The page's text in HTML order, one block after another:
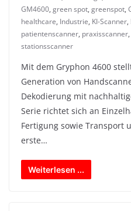
GM4600, green spot, greenspot,
healthcare, Industrie, KI-Scanner,
patientenscanner, praxisscanner,
stationsscanner
Mit dem Gryphon 4600
Generation von
Dekodierung mit
Serie richtet sich an
Fertigung sowie Transport
erste…
Weiterlesen ...